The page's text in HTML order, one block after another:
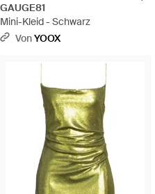
GAUGE81
Mini-Kleid - Schwarz
VonYOOX